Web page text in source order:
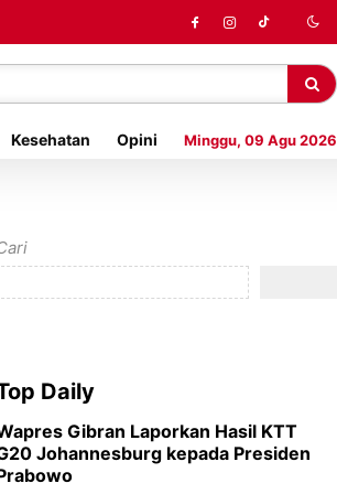
Kesehatan Opini Minggu, 09 Agu 2026
Daily
Gibran Laporkan Hasil KTT
Johannesburg kepada Presiden